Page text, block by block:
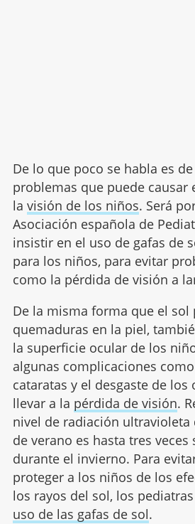
De lo que poco se habla es
problemas que puede causar
la visión de los niños. Será
Asociación española de
insistir en el uso de gafas de
para los niños, para evitar
como la pérdida de visión a
De la misma forma que el sol
quemaduras en la piel,
la superficie ocular de los
algunas complicaciones
cataratas y el desgaste de los
llevar a la pérdida de visión.
nivel de radiación ultravioleta
de verano es hasta tres
durante el invierno. Para
proteger a los niños de los
los rayos del sol, los
uso de las gafas de sol.